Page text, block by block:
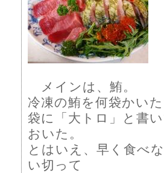
メインは、鮪。
冷凍の鮪を何袋かいた
袋に「大トロ」と書
おいた。
とはいえ、早く食べ
い切って